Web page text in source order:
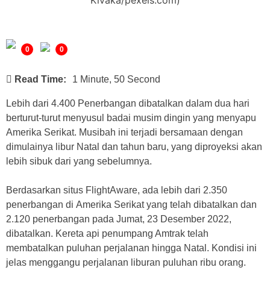
0 0
Read Time: 1 Minute, 50 Second
Lebih dari 4.400 Penerbangan dibatalkan dalam dua hari
berturut-turut menyusul badai musim dingin yang menyapu
Amerika Serikat. Musibah ini terjadi bersamaan dengan
dimulainya libur Natal dan tahun baru, yang diproyeksi akan
lebih sibuk dari yang sebelumnya.
Berdasarkan situs FlightAware, ada lebih dari 2.350
penerbangan di Amerika Serikat yang telah dibatalkan dan
2.120 penerbangan pada Jumat, 23 Desember 2022,
dibatalkan. Kereta api penumpang Amtrak telah
membatalkan puluhan perjalanan hingga Natal. Kondisi ini
jelas menggangu perjalanan liburan puluhan ribu orang.